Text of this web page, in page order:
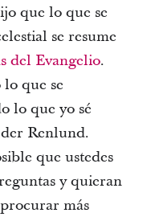
que lo que se
se resume
del Evangelio.
que se
lo que yo sé
Renlund.
que ustedes
y quieran
más